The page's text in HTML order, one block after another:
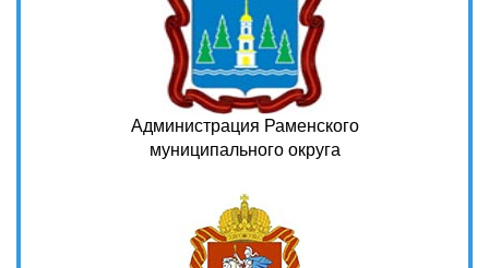
Администрация Раменского
муниципального округа